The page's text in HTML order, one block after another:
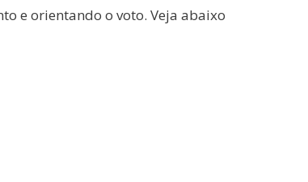
e orientando o voto. Veja abaixo